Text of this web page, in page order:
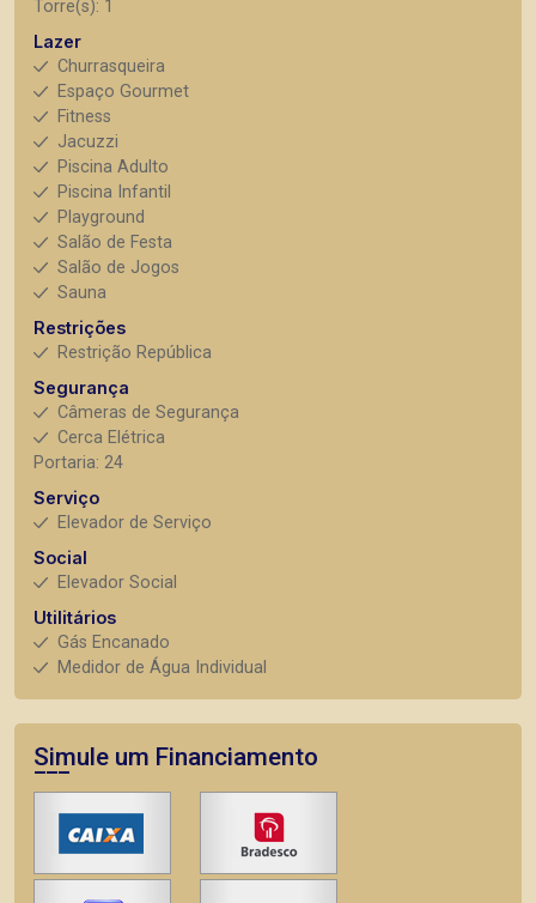
Torre(s): 1
Lazer
Churrasqueira
Espaço Gourmet
Fitness
Jacuzzi
Piscina Adulto
Piscina Infantil
Playground
Salão de Festa
Salão de Jogos
Sauna
Restrições
Restrição República
Segurança
Câmeras de Segurança
Cerca Elétrica
Portaria: 24
Serviço
Elevador de Serviço
Social
Elevador Social
Utilitários
Gás Encanado
Medidor de Água Individual
Simule um Financiamento